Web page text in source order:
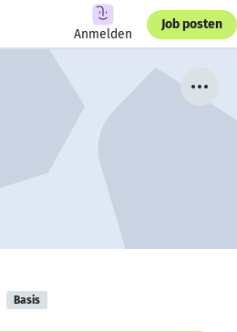
Anmelden
Job posten
Basis